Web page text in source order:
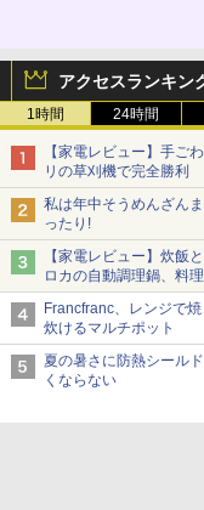
アクセスランキン
1時間 24時間
【家電レビュー】手ご
リの草刈機で完全勝利
私は年中そうめんざん
ったり!
【家電レビュー】炊飯
ロカの自動調理鍋、料
Francfranc、レンジで
炊けるマルチポット
夏の暑さに防熱シール
くならない